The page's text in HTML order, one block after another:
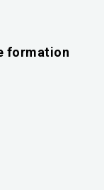
formation